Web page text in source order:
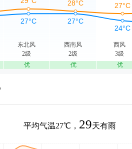
东北风
2级
优
西南风
2级
优
西风
3级
优
平均气温27℃， 29天有雨